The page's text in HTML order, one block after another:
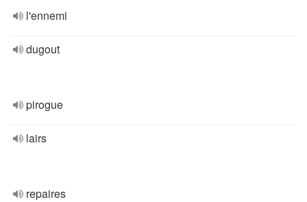
l'ennemi
dugout
pirogue
lairs
repaires